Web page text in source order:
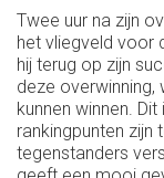
Twee uur na zijn
het vliegveld voor
hij terug op zijn
deze overwinning,
kunnen winnen.
rankingpunten zijn
tegenstanders